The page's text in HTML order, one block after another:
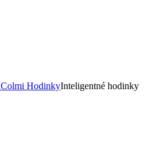
Colmi HodinkyInteligentné hodinky